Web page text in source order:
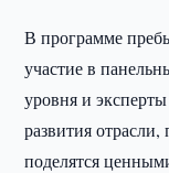
В программе
участие в
уровня и
развития отрасли,
поделятся